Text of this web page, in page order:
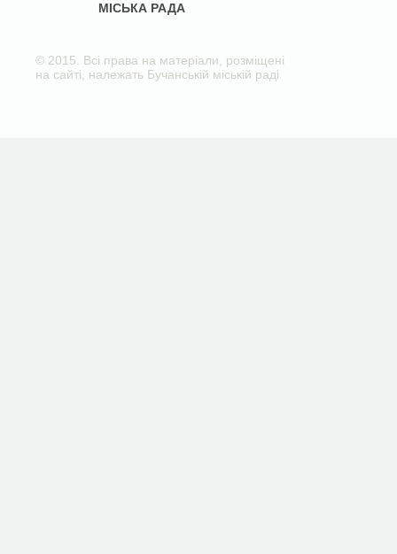
МІСЬКА РАДА
© 2015. Всі права на матеріали, розміщені
на сайті, належать Бучанській міській раді